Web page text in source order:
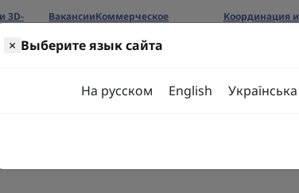
3D-
ВакансииКоммерческое
Координация и
× Выберите язык сайта
На русском English Українська